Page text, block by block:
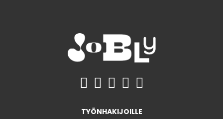
TYÖNHAKIJOILLE